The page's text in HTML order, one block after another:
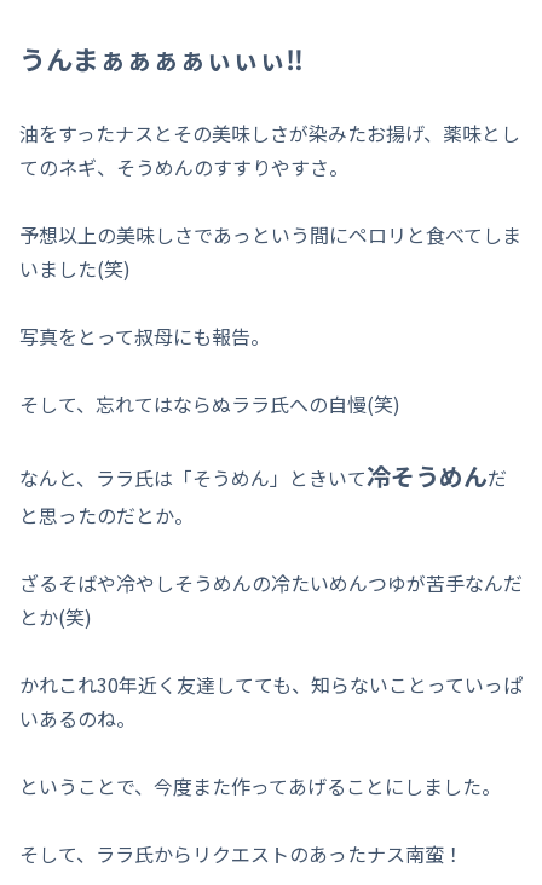
うんまぁぁぁぁぃぃぃ‼
油をすったナスとその美味しさが染みたお揚げ、薬味とし
てのネギ、そうめんのすすりやすさ。
予想以上の美味しさであっという間にペロリと食べてしま
いました(笑)
写真をとって叔母にも報告。
そして、忘れてはならぬララ氏への自慢(笑)
なんと、ララ氏は「そうめん」ときいて冷そうめんだ
と思ったのだとか。
ざるそばや冷やしそうめんの冷たいめんつゆが苦手なんだ
とか(笑)
かれこれ30年近く友達してても、知らないことっていっぱ
いあるのね。
ということで、今度また作ってあげることにしました。
そして、ララ氏からリクエストのあったナス南蛮！